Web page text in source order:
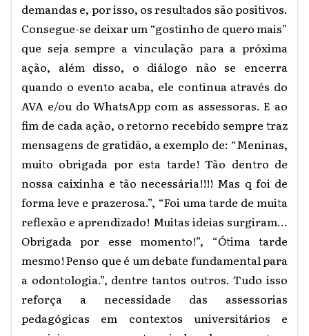
demandas e, por isso, os resultados são positivos.
Consegue-se deixar um “gostinho de quero mais”
que seja sempre a vinculação para a próxima
ação, além disso, o diálogo não se encerra
quando o evento acaba, ele continua através do
AVA e/ou do WhatsApp com as assessoras. E ao
fim de cada ação, o retorno recebido sempre traz
mensagens de gratidão, a exemplo de: “Meninas,
muito obrigada por esta tarde! Tão dentro de
nossa caixinha e tão necessária!!!! Mas q foi de
forma leve e prazerosa.”, “Foi uma tarde de muita
reflexão e aprendizado! Muitas ideias surgiram...
Obrigada por esse momento!”, “Ótima tarde
mesmo! Penso que é um debate fundamental para
a odontologia.”, dentre tantos outros. Tudo isso
reforça a necessidade das assessorias
pedagógicas em contextos universitários e